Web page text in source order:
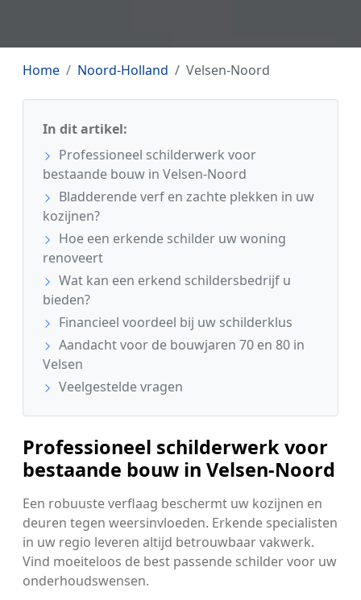
Home Noord-Holland Velsen-Noord
In dit artikel:
Professioneel schilderwerk voor
bestaande bouw in Velsen-Noord
Bladderende verf en zachte plekken in uw
kozijnen?
Hoe een erkende schilder uw woning
renoveert
Wat kan een erkend schildersbedrijf u
bieden?
Financieel voordeel bij uw schilderklus
Aandacht voor de bouwjaren 70 en 80 in
Velsen
Veelgestelde vragen
Professioneel schilderwerk voor
bestaande bouw in Velsen-Noord
Een robuuste verflaag beschermt uw kozijnen en
deuren tegen weersinvloeden. Erkende specialisten
in uw regio leveren altijd betrouwbaar vakwerk.
Vind moeiteloos de best passende schilder voor uw
onderhoudswensen.